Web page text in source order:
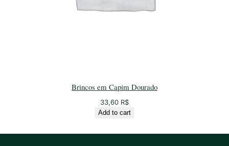
Brincos em Capim Dourado
33,60 R$
Add to cart